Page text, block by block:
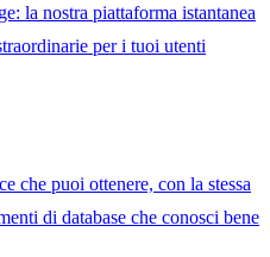
la nostra piattaforma istantanea
per i tuoi utenti
che puoi ottenere, con la stessa
di database che conosci bene